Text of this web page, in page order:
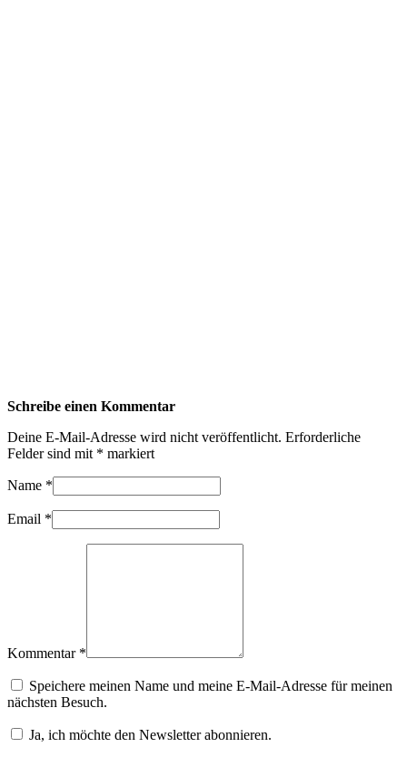
Schreibe einen Kommentar
Deine E-Mail-Adresse wird nicht veröffentlicht. Erforderliche
Felder sind mit * markiert
Name *
Email *
Kommentar *
Speichere meinen Name und meine E-Mail-Adresse für meinen
nächsten Besuch.
Ja, ich möchte den Newsletter abonnieren.